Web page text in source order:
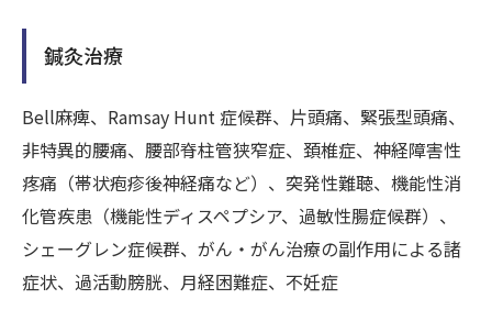
鍼灸治療
Bell麻痺、Ramsay Hunt 症候群、片頭痛、緊張型頭痛、
非特異的腰痛、腰部脊柱管狭窄症、頚椎症、神経障害性
疼痛（帯状疱疹後神経痛など）、突発性難聴、機能性消
化管疾患（機能性ディスペプシア、過敏性腸症候群）、
シェーグレン症候群、がん・がん治療の副作用による諸
症状、過活動膀胱、月経困難症、不妊症